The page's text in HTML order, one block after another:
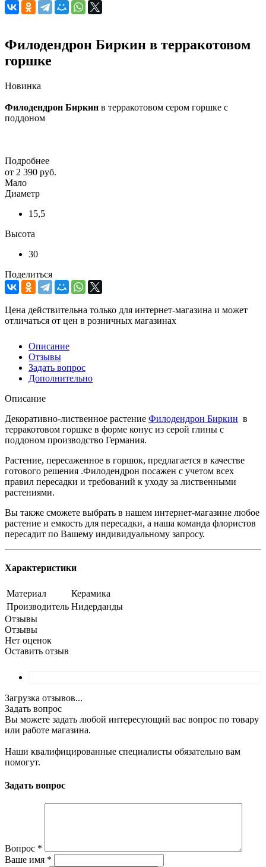
Филодендрон Биркин в терракотовом
горшке
Новинка
Филодендрон Биркин в терракотовом сером горшке с
поддоном
Подробнее
от 2 390 руб.
Мало
Диаметр
15,5
Высота
30
Поделиться
Цена действительна только для интернет-магазина и может
отличаться от цен в розничных магазинах
Описание
Отзывы
Задать вопрос
Дополнительно
Описание
Декоративно-лиственное растение Филодендрон Биркин в
терракотовом горшке в форме конус из серой глины с
поддоном производство Германия.
Растение, пересаженное в горшок, предлагается в качестве
готового решения .Филодендрон посажен с учетом всех
правил пересадки и требований к уходу за лиственными
растениями.
Вы также сможете выбрать в нашем интернет-магазине любое
растение и емкость для пересадки, а наша команда флористов
пересадит по Вашему индивидуальному запросу.
Характеристики
Материал
Керамика
Производитель Нидерданды
Отзывы
Отзывы
Нет оценок
Оставить отзыв
Загрузка отзывов...
Задать вопрос
Вы можете задать любой интересующий вас вопрос по товару
или работе магазина.
Наши квалифицированные специалисты обязательно вам
помогут.
Задать вопрос
Вопрос *
Ваше имя *